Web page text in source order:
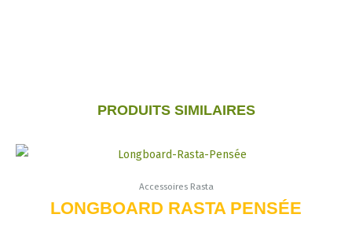
PRODUITS SIMILAIRES
Accessoires Rasta
LONGBOARD RASTA PENSÉE